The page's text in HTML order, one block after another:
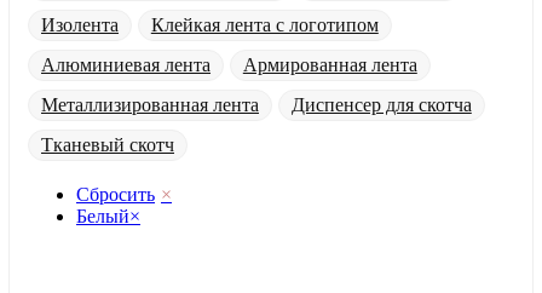
Изолента
Клейкая лента с логотипом
Алюминиевая лента
Армированная лента
Металлизированная лента
Диспенсер для скотча
Тканевый скотч
Сбросить ×
Белый×